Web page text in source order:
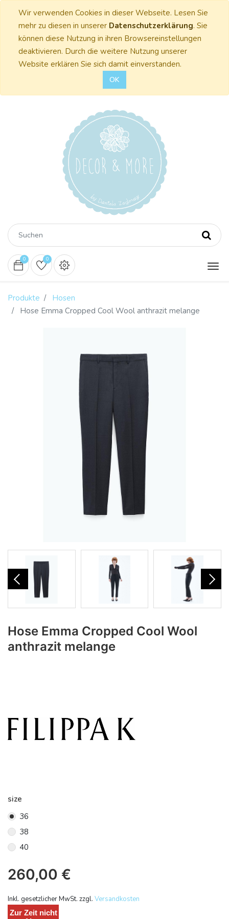
Wir verwenden Cookies in dieser Webseite. Lesen Sie
mehr zu diesen in unserer Datenschutzerklärung. Sie
können diese Nutzung in ihren Browsereinstellungen
deaktivieren. Durch die weitere Nutzung unserer
Website erklären Sie sich damit einverstanden.
OK
0 0
Produkte
Hosen
Hose Emma Cropped Cool Wool anthrazit melange
Hose Emma Cropped Cool Wool
anthrazit melange
size
36
38
40
260,00 €
Inkl. gesetzlicher MwSt. zzgl. Versandkosten
Zur Zeit nicht